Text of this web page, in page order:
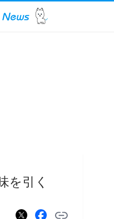
を引く